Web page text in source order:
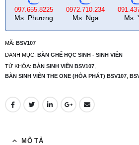
097.655.8225
Ms. Phương
0972.710.234
Ms. Nga Ms.
MÃ: BSV107
DANH MỤC: BÀN GHẾ HỌC SINH - SINH VIÊN
TỪ KHÓA: BÀN SINH VIÊN BSV107
BÀN SINH VIÊN THE ONE (HÒA PHÁT) BSV107
MÔ TẢ